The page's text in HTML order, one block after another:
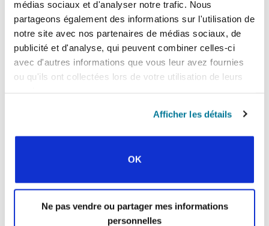
médias sociaux et d'analyser notre trafic. Nous
partageons également des informations sur l'utilisation de
notre site avec nos partenaires de médias sociaux, de
publicité et d'analyse, qui peuvent combiner celles-ci
avec d'autres informations que vous leur avez fournies
ou qu'ils ont collectées lors de votre utilisation de leurs
Afficher les détails
OK
Ne pas vendre ou partager mes informations
personnelles
m’aide le plus, c’est la prière silencieuse. Et vous,
comment vous préparez-vous pour entendre la
Parole individuellement et en groupe ? La prière
nous aide à nous mettre dans une posture
relationnelle et à prendre conscience de la
présence de Dieu. »
« La Parole de Dieu nous enseigne sur la
temps de prière collectifs et individuels.
Seigneur, montre à quoi cela peut
de la façon dont la Parole de Dieu peut façonner